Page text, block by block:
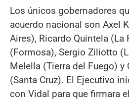
Los únicos gobernadores
acuerdo nacional son Axel
Aires), Ricardo Quintela (La
(Formosa), Sergio Ziliotto
Melella (Tierra del Fuego) y
(Santa Cruz). El Ejecutivo
con Vidal para que firmara